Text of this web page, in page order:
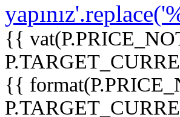
{{
{{